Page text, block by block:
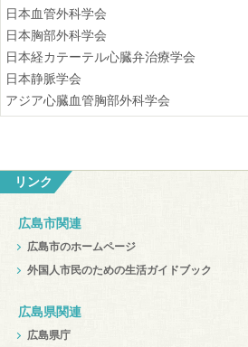
日本血管外科学会
日本胸部外科学会
日本経カテーテル心臓弁治療学会
日本静脈学会
アジア心臓血管胸部外科学会
リンク
広島市関連
広島市のホームページ
外国人市民のための生活ガイドブック
広島県関連
広島県庁